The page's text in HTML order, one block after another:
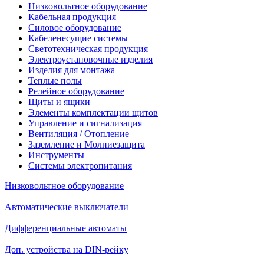
Низковольтное оборудование
Кабельная продукция
Силовое оборудование
Кабеленесущие системы
Светотехническая продукция
Электроустановочные изделия
Изделия для монтажа
Теплые полы
Релейное оборудование
Щиты и ящики
Элементы комплектации щитов
Управление и сигнализация
Вентиляция / Отопление
Заземление и Молниезащита
Инструменты
Системы электропитания
Низковольтное оборудование
Автоматические выключатели
Дифференциальные автоматы
Доп. устройства на DIN-рейку